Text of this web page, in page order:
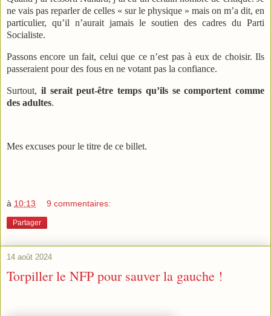
ne vais pas reparler de celles « sur le physique » mais on m’a dit, en
particulier, qu’il n’aurait jamais le soutien des cadres du Parti
Socialiste.
Passons encore un fait, celui que ce n’est pas à eux de choisir. Ils
passeraient pour des fous en ne votant pas la confiance.
Surtout, il serait peut-être temps qu’ils se comportent comme
des adultes.
Mes excuses pour le titre de ce billet.
à 10:13 9 commentaires:
Partager
14 août 2024
Torpiller le NFP pour sauver la gauche !